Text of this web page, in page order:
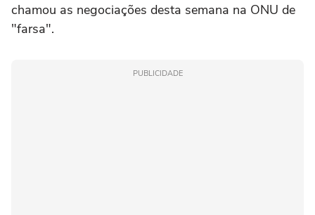
chamou as negociações desta semana na ONU de
"farsa".
PUBLICIDADE